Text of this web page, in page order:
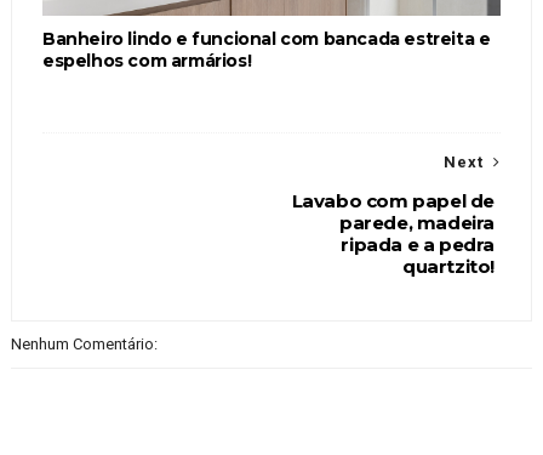
Banheiro lindo e funcional com bancada estreita e
espelhos com armários!
Next
Lavabo com papel de
parede, madeira
ripada e a pedra
quartzito!
Nenhum Comentário: